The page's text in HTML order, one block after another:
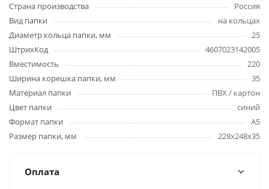
Страна производства
Россия
Вид папки
на кольцах
Диаметр кольца папки, мм
25
ШтрихКод
4607023142005
Вместимость
220
Ширина корешка папки, мм
35
Материал папки
ПВХ / картон
Цвет папки
синий
Формат папки
А5
Размер папки, мм
228х248х35
Оплата